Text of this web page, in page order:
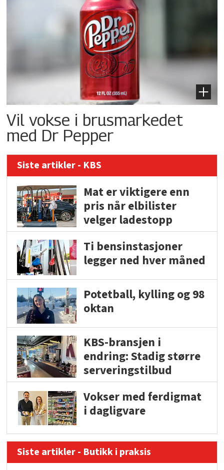
Vil vokse i brusmarkedet
med Dr Pepper
Siste artikler - KBS
Mat er viktigere enn
pris når elbilister
velger ladestopp
Ti bensinstasjoner
legger ned hver måned
Potetball, kylling og 98
oktan
KBS-bransjen i
endring: Stadig større
serveringstilbud
Vokser med ferdigmat
i dagligvare
Siste artikler - Butikk i praksis